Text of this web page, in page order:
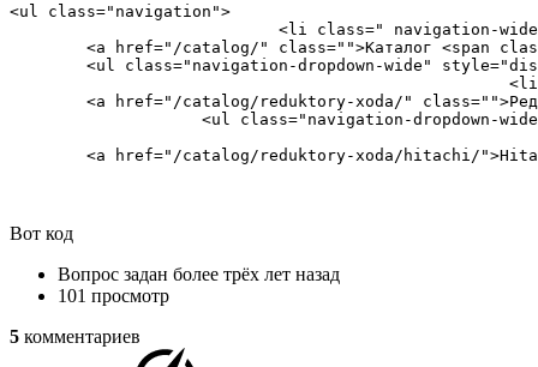
<ul class="navigation">
<li class=" navigation-
<a href="/catalog/" class="">Каталог <span
<ul class="navigation-dropdown-wide"
<a href="/catalog/reduktory-xoda/"
<ul class="navigation-dropdown-
<a href="/catalog/reduktory-xoda/hitachi/
Вот код
Вопрос задан более трёх лет назад
101 просмотр
5 комментариев